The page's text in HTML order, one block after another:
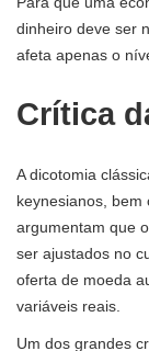
dinheiro deve ser
afeta apenas o
Crítica
A dicotomia
keynesianos, bem
argumentam que
ser ajustados no
oferta de moeda
variáveis ​​reais.
Um dos grandes